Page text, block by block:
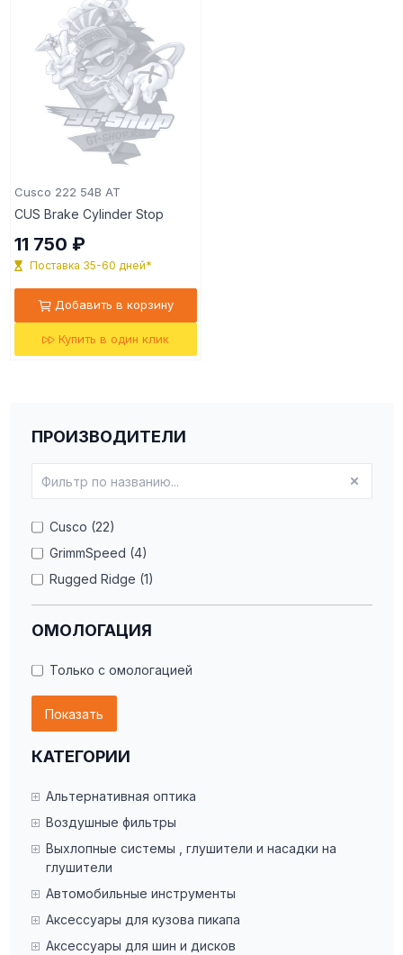
ПРОИЗВОДИТЕЛИ
Cusco (22)
GrimmSpeed (4)
Rugged Ridge (1)
ОМОЛОГАЦИЯ
Только с омологацией
Показать
КАТЕГОРИИ
Альтернативная оптика
Воздушные фильтры
Выхлопные системы , глушители и насадки на
глушители
Автомобильные инструменты
Аксессуары для кузова пикапа
Аксессуары для шин и дисков
Cusco 222 54B AT
CUS Brake Cylinder Stop
11 750 ₽
Поставка 35-60 дней*
Добавить в корзину
Купить в один клик